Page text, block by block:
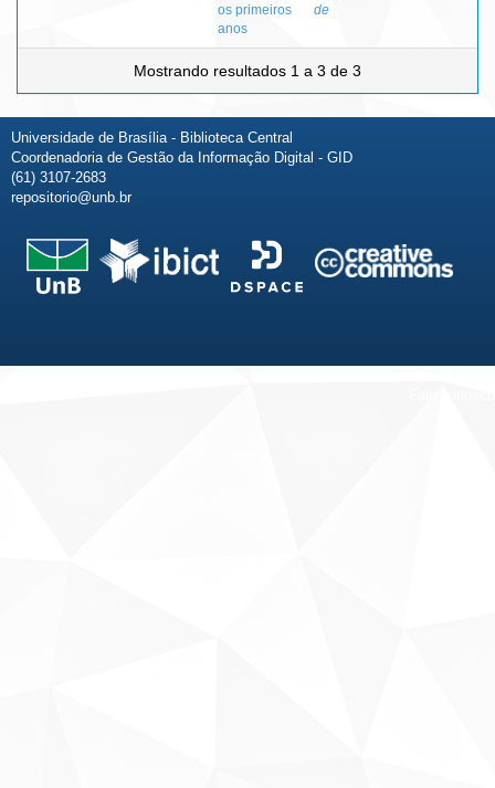
os primeiros
anos
de
Mostrando resultados 1 a 3 de 3
Universidade de Brasília - Biblioteca Central
Coordenadoria de Gestão da Informação Digital - GID
(61) 3107-2683
repositorio@unb.br